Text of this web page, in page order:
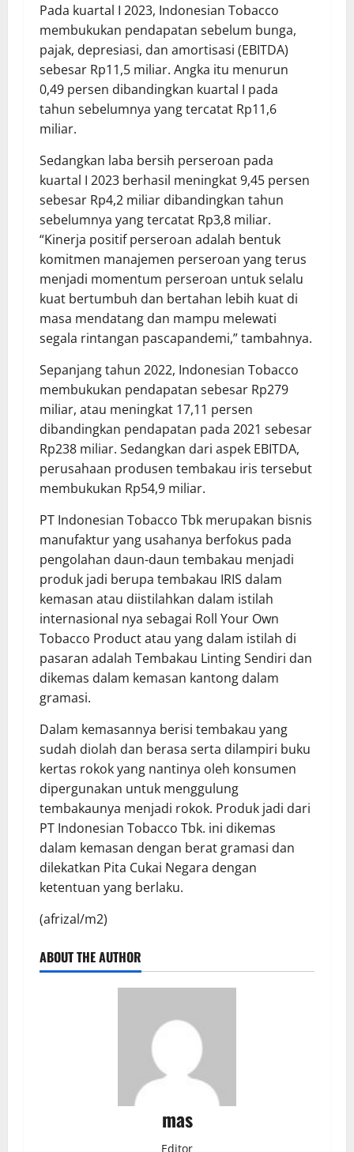
Pada kuartal I 2023, Indonesian Tobacco
membukukan pendapatan sebelum bunga,
pajak, depresiasi, dan amortisasi (EBITDA)
sebesar Rp11,5 miliar. Angka itu menurun
0,49 persen dibandingkan kuartal I pada
tahun sebelumnya yang tercatat Rp11,6
miliar.
Sedangkan laba bersih perseroan pada
kuartal I 2023 berhasil meningkat 9,45 persen
sebesar Rp4,2 miliar dibandingkan tahun
sebelumnya yang tercatat Rp3,8 miliar.
“Kinerja positif perseroan adalah bentuk
komitmen manajemen perseroan yang terus
menjadi momentum perseroan untuk selalu
kuat bertumbuh dan bertahan lebih kuat di
masa mendatang dan mampu melewati
segala rintangan pascapandemi,” tambahnya.
Sepanjang tahun 2022, Indonesian Tobacco
membukukan pendapatan sebesar Rp279
miliar, atau meningkat 17,11 persen
dibandingkan pendapatan pada 2021 sebesar
Rp238 miliar. Sedangkan dari aspek EBITDA,
perusahaan produsen tembakau iris tersebut
membukukan Rp54,9 miliar.
PT Indonesian Tobacco Tbk merupakan bisnis
manufaktur yang usahanya berfokus pada
pengolahan daun-daun tembakau menjadi
produk jadi berupa tembakau IRIS dalam
kemasan atau diistilahkan dalam istilah
internasional nya sebagai Roll Your Own
Tobacco Product atau yang dalam istilah di
pasaran adalah Tembakau Linting Sendiri dan
dikemas dalam kemasan kantong dalam
gramasi.
Dalam kemasannya berisi tembakau yang
sudah diolah dan berasa serta dilampiri buku
kertas rokok yang nantinya oleh konsumen
dipergunakan untuk menggulung
tembakaunya menjadi rokok. Produk jadi dari
PT Indonesian Tobacco Tbk. ini dikemas
dalam kemasan dengan berat gramasi dan
dilekatkan Pita Cukai Negara dengan
ketentuan yang berlaku.
(afrizal/m2)
ABOUT THE AUTHOR
mas
Editor